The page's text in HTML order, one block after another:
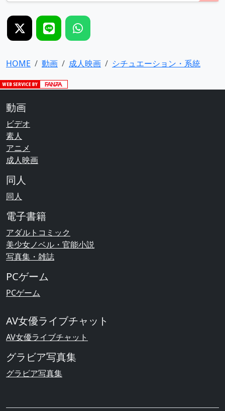
HOME 動画 成人映画 シチュエーション・系統
動画
ビデオ
素人
アニメ
成人映画
同人
同人
電子書籍
アダルトコミック
美少女ノベル・官能小説
写真集・雑誌
PCゲーム
PCゲーム
AV女優ライブチャット
AV女優ライブチャット
グラビア写真集
グラビア写真集